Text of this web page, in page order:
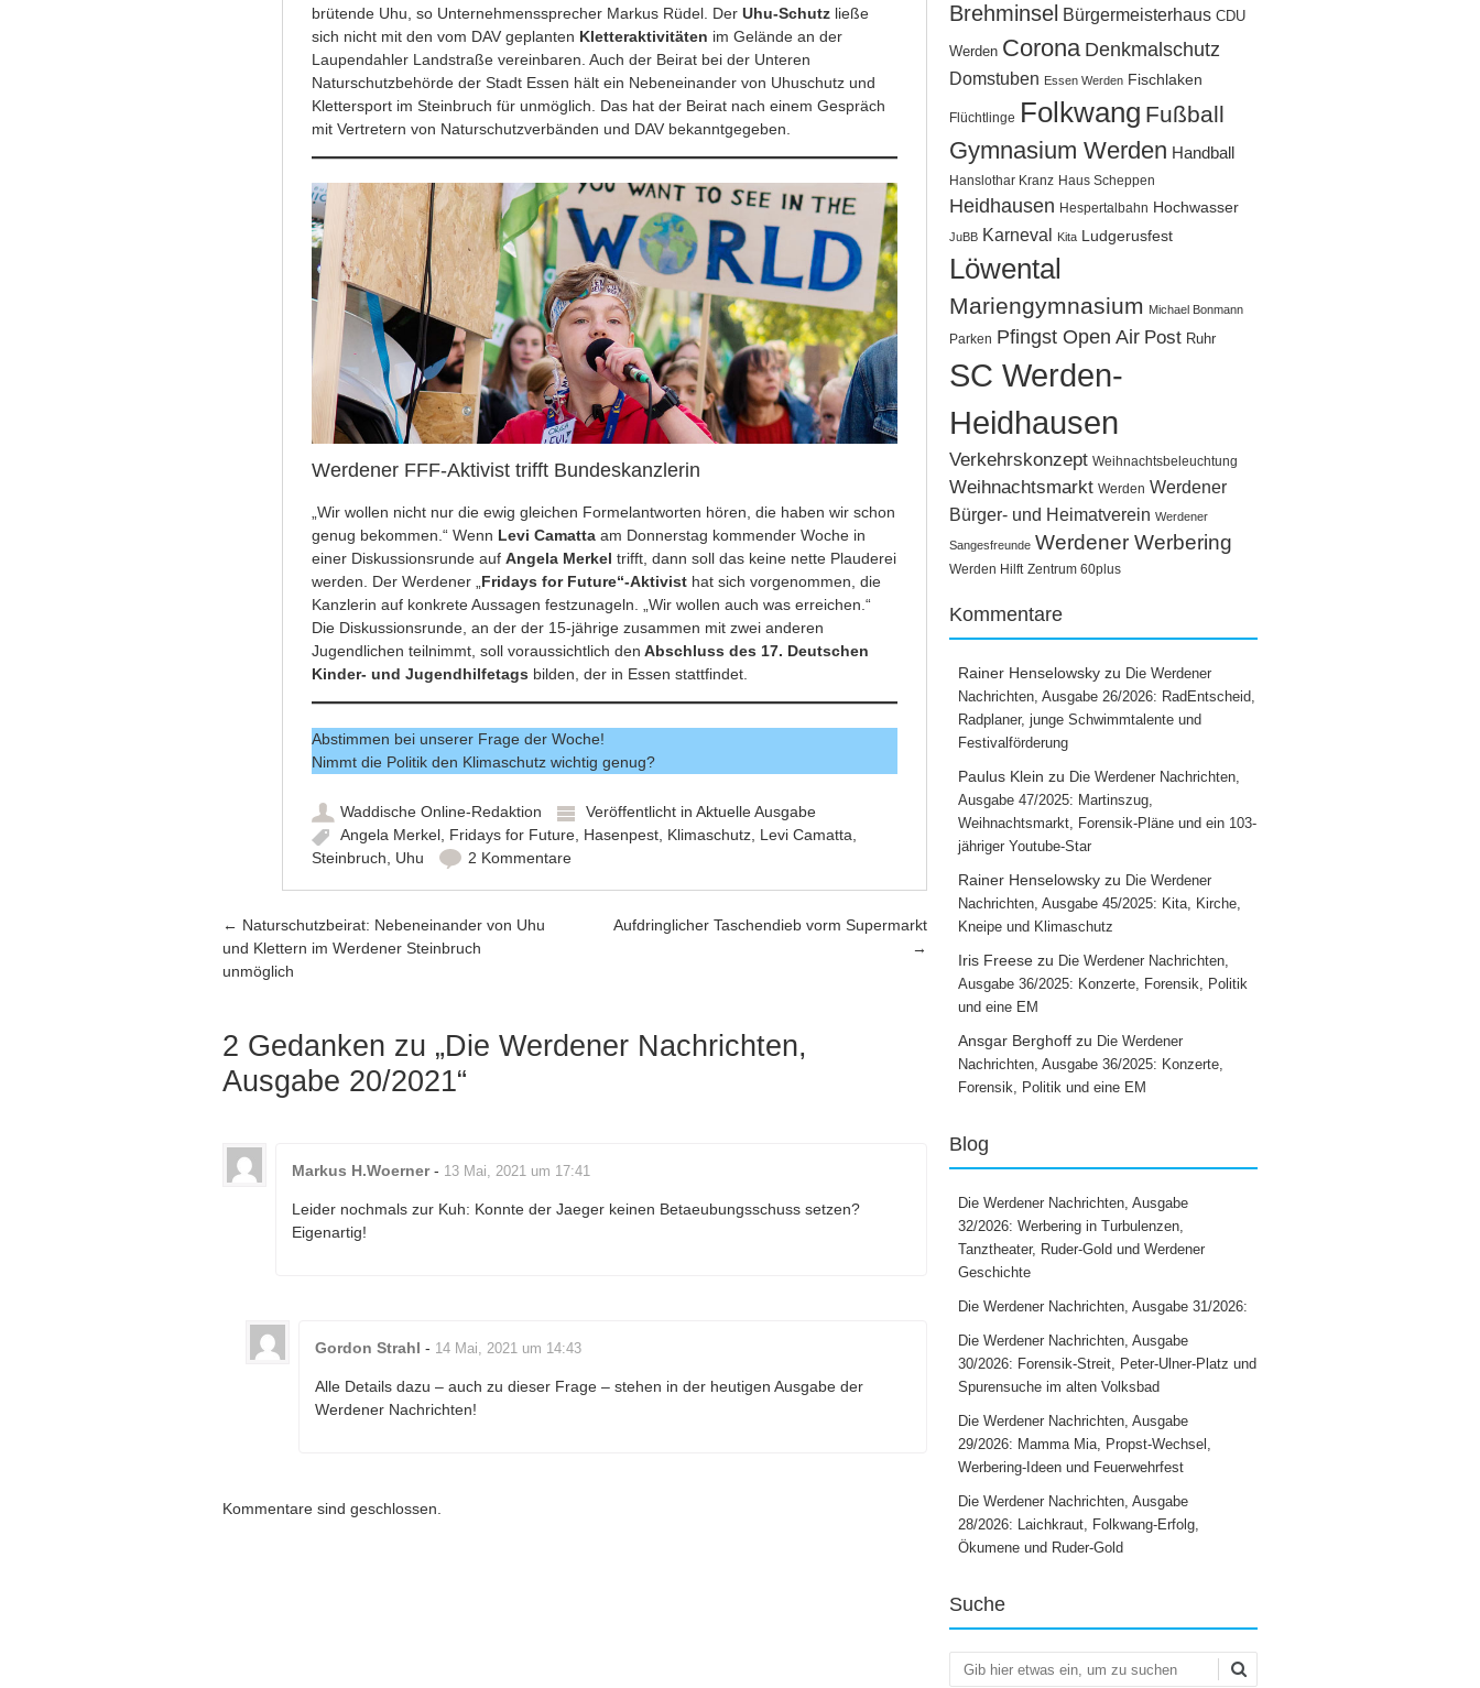
brütende Uhu, so Unternehmenssprecher Markus Rüdel. Der Uhu-Schutzließe
sich nicht mit den vom DAV geplanten Kletteraktivitäten im Gelände an der
Laupendahler Landstraße vereinbaren. Auch der Beirat bei der Unteren
Naturschutzbehörde der Stadt Essen hält ein Nebeneinander von Uhuschutz und
Klettersport im Steinbruch für unmöglich. Das hat der Beirat nach einem Gespräch
mit Vertretern von Naturschutzverbänden und DAV bekanntgegeben.
Werdener FFF-Aktivist trifft Bundeskanzlerin
„Wir wollen nicht nur die ewig gleichen Formelantworten hören, die haben wir schon
genug bekommen.“ Wenn Levi Camattaam Donnerstag kommender Woche in
einer Diskussionsrunde auf Angela Merkel trifft, dann soll das keine nette Plauderei
werden. Der Werdener „ Fridays for Future“-Aktivist hat sich vorgenommen, die
Kanzlerin auf konkrete Aussagen festzunageln. „Wir wollen auch was erreichen.“
Die Diskussionsrunde, an der der 15-jährige zusammen mit zwei anderen
Jugendlichen teilnimmt, soll voraussichtlich den Abschluss des 17. Deutschen
Kinder- und Jugendhilfetags bilden, der in Essen stattfindet.
Abstimmen bei unserer Frage der Woche!
Nimmt die Politik den Klimaschutz wichtig genug?
Waddische Online-Redaktion Veröffentlicht in Aktuelle Ausgabe
Angela Merkel, Fridays for Future, Hasenpest, Klimaschutz, Levi Camatta
Steinbruch
Uhu 2 Kommentare
Artikel-Navigation
← Naturschutzbeirat: Nebeneinander von Uhu
und Klettern im Werdener Steinbruch
unmöglich
Aufdringlicher Taschendieb vorm Supermarkt
→
2 Gedanken zu „Die Werdener Nachrichten,
Ausgabe 20/2021“
Markus H.Woerner- 13 Mai, 2021 um 17:41
Leider nochmals zur Kuh: Konnte der Jaeger keinen Betaeubungsschuss setzen?
Eigenartig!
Gordon Strahl - 14 Mai, 2021 um 14:43
Alle Details dazu – auch zu dieser Frage – stehen in der heutigen Ausgabe der
Werdener Nachrichten!
Kommentare sind geschlossen.
Brehminsel Bürgermeisterhaus CDU
Werden Corona Denkmalschutz
Domstuben Essen Werden Fischlaken
Flüchtlinge Folkwang Fußball
Gymnasium Werden Handball
Hanslothar Kranz Haus Scheppen
Heidhausen Hespertalbahn Hochwasser
JuBB Karneval Kita Ludgerusfest
Löwental
Mariengymnasium Michael Bonmann
Parken Pfingst Open Air Post Ruhr
SC Werden-
Heidhausen
Verkehrskonzept Weihnachtsbeleuchtung
Weihnachtsmarkt Werden Werdener
Bürger- und Heimatverein Werdener
Sangesfreunde Werdener Werbering
Werden Hilft Zentrum 60plus
Kommentare
Rainer Henselowsky zu Die Werdener
Nachrichten, Ausgabe 26/2026: RadEntscheid,
Radplaner, junge Schwimmtalente und
Festivalförderung
Paulus Klein zu Die Werdener Nachrichten,
Ausgabe 47/2025: Martinszug,
Weihnachtsmarkt, Forensik-Pläne und ein 103-
jähriger Youtube-Star
Rainer Henselowsky zu Die Werdener
Nachrichten, Ausgabe 45/2025: Kita, Kirche,
Kneipe und Klimaschutz
Iris Freese zu Die Werdener Nachrichten,
Ausgabe 36/2025: Konzerte, Forensik, Politik
und eine EM
Ansgar Berghoff zu Die Werdener
Nachrichten, Ausgabe 36/2025: Konzerte,
Forensik, Politik und eine EM
Blog
Die Werdener Nachrichten, Ausgabe
32/2026: Werbering in Turbulenzen,
Tanztheater, Ruder-Gold und Werdener
Geschichte
Die Werdener Nachrichten, Ausgabe 31/2026:
Die Werdener Nachrichten, Ausgabe
30/2026: Forensik-Streit, Peter-Ulner-Platz und
Spurensuche im alten Volksbad
Die Werdener Nachrichten, Ausgabe
29/2026: Mamma Mia, Propst-Wechsel,
Werbering-Ideen und Feuerwehrfest
Die Werdener Nachrichten, Ausgabe
28/2026: Laichkraut, Folkwang-Erfolg,
Ökumene und Ruder-Gold
Suche
Suchen